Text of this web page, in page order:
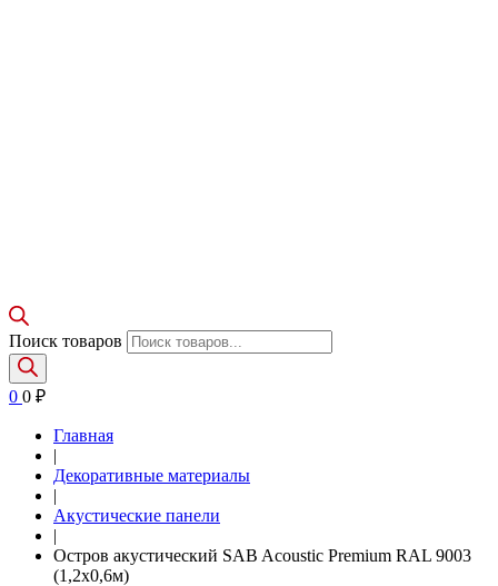
Поиск товаров
0 0 ₽
Главная
|
Декоративные материалы
|
Акустические панели
|
Остров акустический SAB Acoustic Premium RAL 9003
(1,2х0,6м)